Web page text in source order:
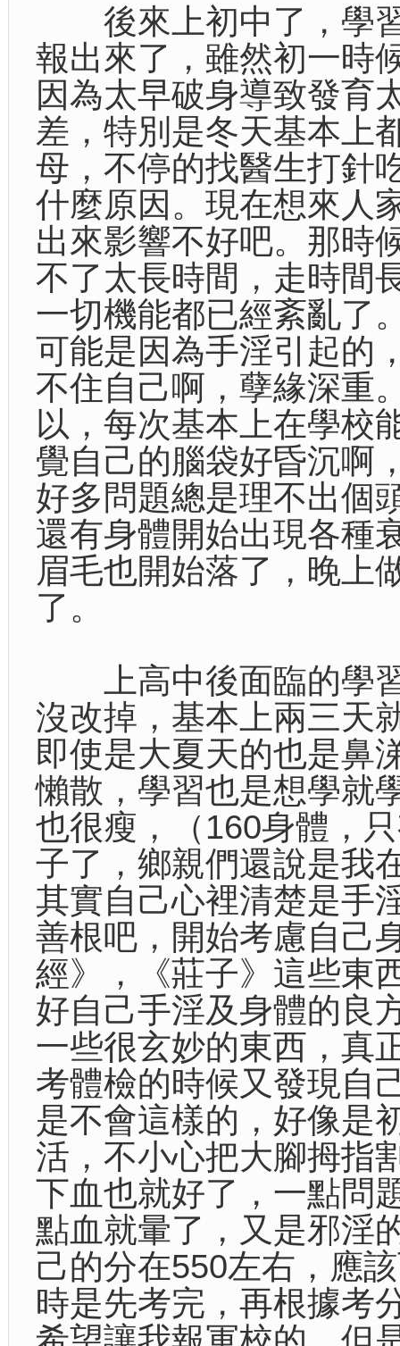
後來上初中了，學習
報出來了，雖然初一時
因為太早破身導致發育
差，特別是冬天基本上
母，不停的找醫生打針
什麼原因。現在想來人
出來影響不好吧。那時
不了太長時間，走時間
一切機能都已經紊亂了
可能是因為手淫引起的
不住自己啊，孽緣深重
以，每次基本上在學校
覺自己的腦袋好昏沉啊
好多問題總是理不出個
還有身體開始出現各種
眉毛也開始落了，晚上
了。
上高中後面臨的學習
沒改掉，基本上兩三天
即使是大夏天的也是鼻
懶散，學習也是想學就
也很瘦，（160身體，
子了，鄉親們還說是我
其實自己心裡清楚是手
善根吧，開始考慮自己
經》，《莊子》這些東
好自己手淫及身體的良
一些很玄妙的東西，真
考體檢的時候又發現自
是不會這樣的，好像是
活，不小心把大腳拇指
下血也就好了，一點問
點血就暈了，又是邪淫
己的分在550左右，應
時是先考完，再根據考